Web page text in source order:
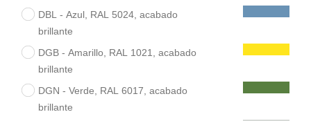
DBL - Azul, RAL 5024, acabado
brillante
DGB - Amarillo, RAL 1021, acabado
brillante
DGN - Verde, RAL 6017, acabado
brillante